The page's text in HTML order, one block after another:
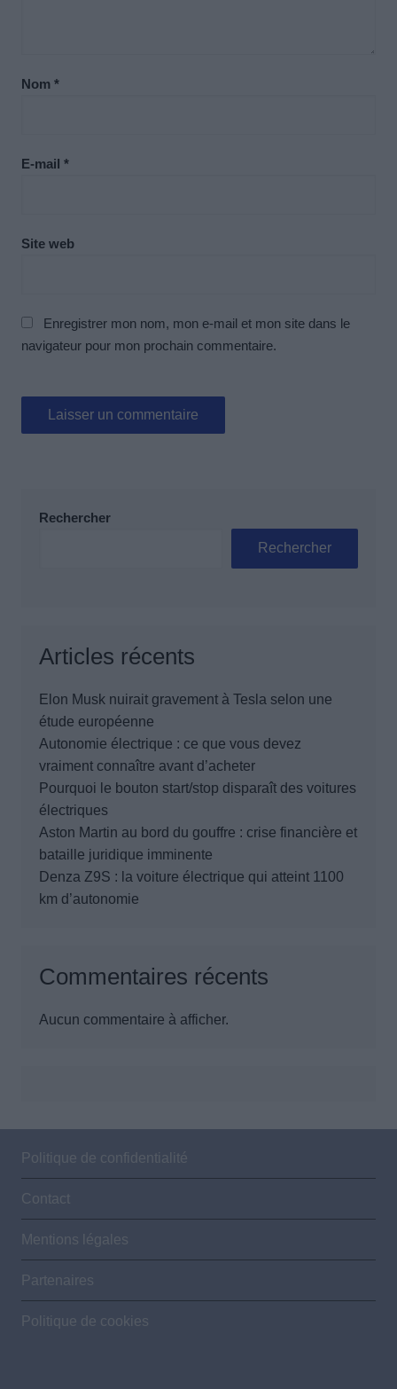
Nom *
E-mail *
Site web
Enregistrer mon nom, mon e-mail et mon site dans le
navigateur pour mon prochain commentaire.
Rechercher
Rechercher
Articles récents
Elon Musk nuirait gravement à Tesla selon une
étude européenne
Autonomie électrique : ce que vous devez
vraiment connaître avant d’acheter
Pourquoi le bouton start/stop disparaît des voitures
électriques
Aston Martin au bord du gouffre : crise financière et
bataille juridique imminente
Denza Z9S : la voiture électrique qui atteint 1100
km d’autonomie
Commentaires récents
Aucun commentaire à afficher.
Politique de confidentialité
Contact
Mentions légales
Partenaires
Politique de cookies